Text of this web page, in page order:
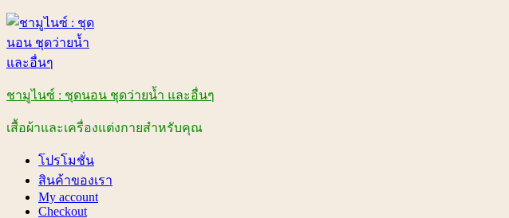
Skip
content
ชามูไนซ์ : ชุดนอน ชุดว่ายน้ำ และอื่นๆ
เสื้อผ้าและเครื่องแต่งกายสำหรับคุณ
โปรโมชั่น
สินค้าของเรา
My account
Checkout